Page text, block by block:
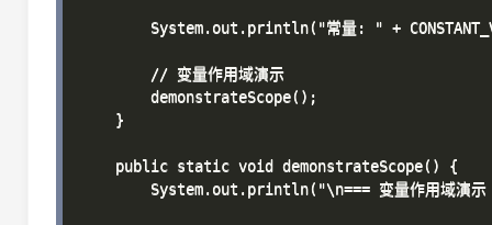
System.out.println("常量: " +
        // 变量作用域演示
        demonstrateScope();
    }
    public static void demonstrateScope() {
System.out.println("\n=== 变量作用域演